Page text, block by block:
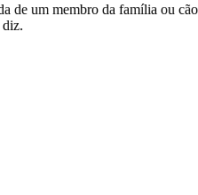
um membro da família ou
diz.